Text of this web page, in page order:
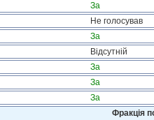
За
Не голосував
За
Відсутній
За
За
За
Фракція